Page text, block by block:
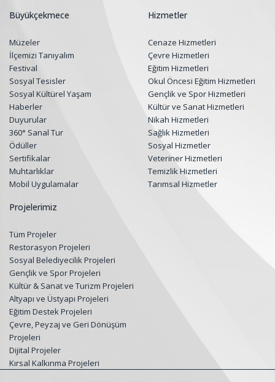
Büyükçekmece
Müzeler
İlçemizi Tanıyalım
Festival
Sosyal Tesisler
Sosyal Kültürel Yaşam
Haberler
Duyurular
360° Sanal Tur
Ödüller
Sertifikalar
Muhtarlıklar
Mobil Uygulamalar
Hizmetler
Cenaze Hizmetleri
Çevre Hizmetleri
Eğitim Hizmetleri
Okul Öncesi Eğitim Hizmetleri
Gençlik ve Spor Hizmetleri
Kültür ve Sanat Hizmetleri
Nikah Hizmetleri
Sağlık Hizmetleri
Sosyal Hizmetler
Veteriner Hizmetleri
Temizlik Hizmetleri
Tarımsal Hizmetler
Projelerimiz
Tüm Projeler
Restorasyon Projeleri
Sosyal Belediyecilik Projeleri
Gençlik ve Spor Projeleri
Kültür & Sanat ve Turizm Projeleri
Altyapı ve Üstyapı Projeleri
Eğitim Destek Projeleri
Çevre, Peyzaj ve Geri Dönüşüm
Projeleri
Dijital Projeler
Kırsal Kalkınma Projeleri